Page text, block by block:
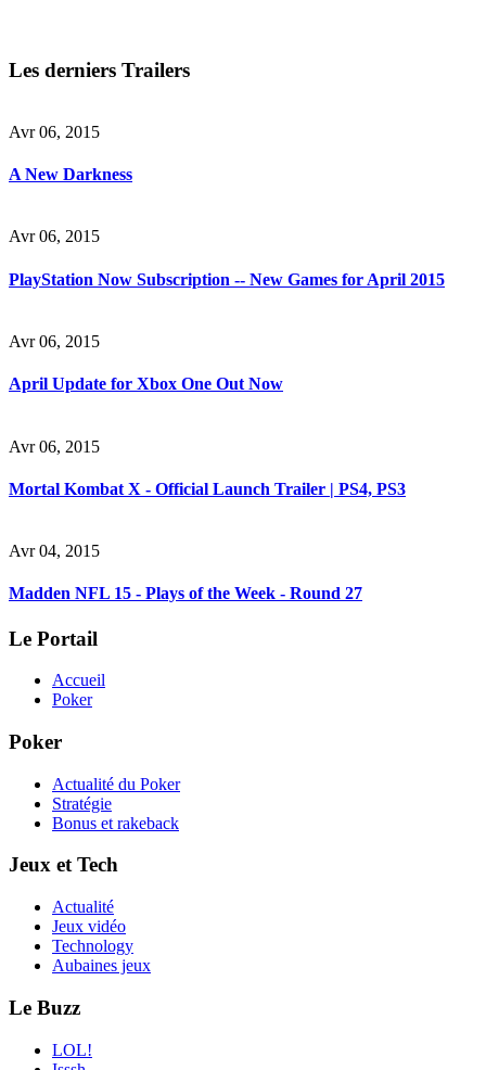
Les derniers Trailers
Avr 06, 2015
A New Darkness
Avr 06, 2015
PlayStation Now Subscription -- New Games for April 2015
Avr 06, 2015
April Update for Xbox One Out Now
Avr 06, 2015
Mortal Kombat X - Official Launch Trailer | PS4, PS3
Avr 04, 2015
Madden NFL 15 - Plays of the Week - Round 27
Le Portail
Accueil
Poker
Poker
Actualité du Poker
Stratégie
Bonus et rakeback
Jeux et Tech
Actualité
Jeux vidéo
Technology
Aubaines jeux
Le Buzz
LOL!